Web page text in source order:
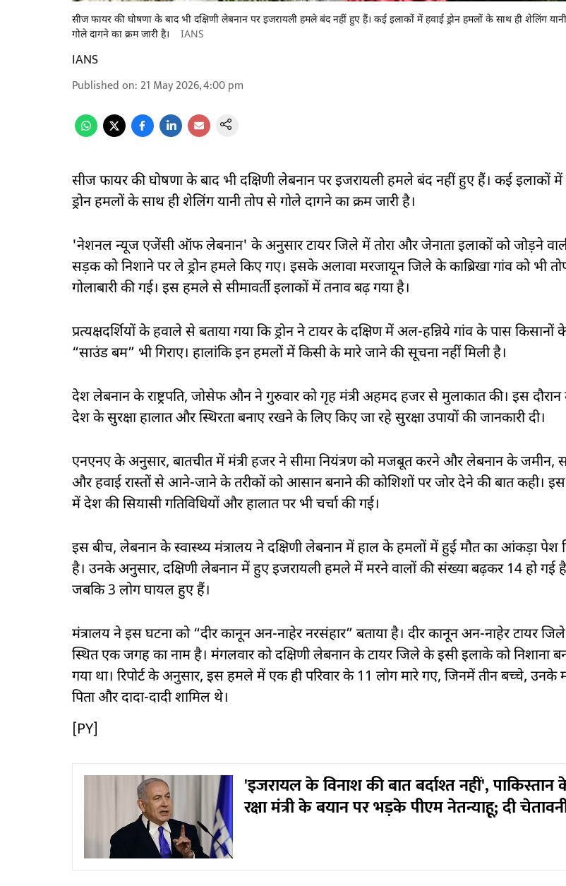
सीज फायर की घोषणा के बाद भी दक्षिणी लेबनान पर इजरायली हमले बंद नहीं हुए हैं। कई इलाकों में हवाई ड्रोन हमलों के साथ ही शेलिंग
गोले दागने का क्रम जारी है।
IANS
IANS
Published on: 21 May 2026, 4:00 pm
सीज फायर की घोषणा के बाद भी दक्षिणी लेबनान पर इजरायली हमले बंद नहीं हुए हैं। कई इलाकों में
ड्रोन हमलों के साथ ही शेलिंग यानी तोप से गोले दागने का क्रम जारी है।
'नेशनल न्यूज एजेंसी ऑफ लेबनान' के अनुसार टायर जिले में तोरा और जेनाता इलाकों को जोड़ने
सड़क को निशाने पर ले ड्रोन हमले किए गए। इसके अलावा मरजायून जिले के काब्रिखा गांव को भी
गोलाबारी की गई। इस हमले से सीमावर्ती इलाकों में तनाव बढ़ गया है।
प्रत्यक्षदर्शियों के हवाले से बताया गया कि ड्रोन ने टायर के दक्षिण में अल-हन्निये गांव के पास किसानों
“साउंड बम” भी गिराए। हालांकि इन हमलों में किसी के मारे जाने की सूचना नहीं मिली है।
देश लेबनान के राष्ट्रपति, जोसेफ औन ने गुरुवार को गृह मंत्री अहमद हजर से मुलाकात की। इस दौरान
देश के सुरक्षा हालात और स्थिरता बनाए रखने के लिए किए जा रहे सुरक्षा उपायों की जानकारी दी।
एनएनए के अनुसार, बातचीत में मंत्री हजर ने सीमा नियंत्रण को मजबूत करने और लेबनान के जमीन,
और हवाई रास्तों से आने-जाने के तरीकों को आसान बनाने की कोशिशों पर जोर देने की बात कही। इस
में देश की सियासी गतिविधियों और हालात पर भी चर्चा की गई।
इस बीच, लेबनान के स्वास्थ्य मंत्रालय ने दक्षिणी लेबनान में हाल के हमलों में हुई मौत का आंकड़ा पेश
है। उनके अनुसार, दक्षिणी लेबनान में हुए इजरायली हमले में मरने वालों की संख्या बढ़कर 14 हो गई
जबकि 3 लोग घायल हुए हैं।
मंत्रालय ने इस घटना को “दीर कानून अन-नाहेर नरसंहार” बताया है। दीर कानून अन-नाहेर टायर
स्थित एक जगह का नाम है। मंगलवार को दक्षिणी लेबनान के टायर जिले के इसी इलाके को निशाना
गया था। रिपोर्ट के अनुसार, इस हमले में एक ही परिवार के 11 लोग मारे गए, जिनमें तीन बच्चे, उनके
पिता और दादा-दादी शामिल थे।
[PY]
'इजरायल के विनाश की बात बर्दाश्त नहीं', पाकिस्तान
रक्षा मंत्री के बयान पर भड़के पीएम नेतन्याहू; दी